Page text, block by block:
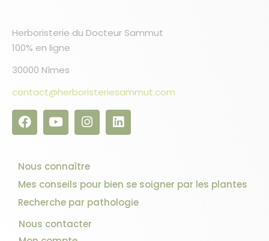
Herboristerie du Docteur Sammut
100% en ligne
30000 Nîmes
contact@herboristeriesammut.com
Nous connaître
Mes conseils pour bien se soigner par les plantes
Recherche par pathologie
Nous contacter